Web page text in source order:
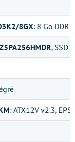
8GX: 8 Go
, SSD
: ATX12V v2.3,